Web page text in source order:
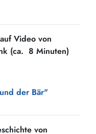
Video von
(ca. 8 Minuten)
der Bär"
von